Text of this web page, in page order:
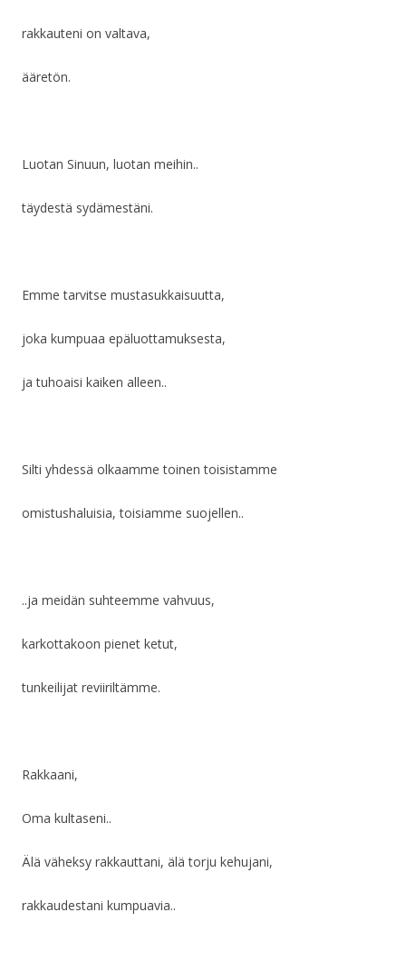
rakkauteni on valtava,
ääretön.
Luotan Sinuun, luotan meihin..
täydestä sydämestäni.
Emme tarvitse mustasukkaisuutta,
joka kumpuaa epäluottamuksesta,
ja tuhoaisi kaiken alleen..
Silti yhdessä olkaamme toinen toisistamme
omistushaluisia, toisiamme suojellen..
..ja meidän suhteemme vahvuus,
karkottakoon pienet ketut,
tunkeilijat reviiriltämme.
Rakkaani,
Oma kultaseni..
Älä väheksy rakkauttani, älä torju kehujani,
rakkaudestani kumpuavia..